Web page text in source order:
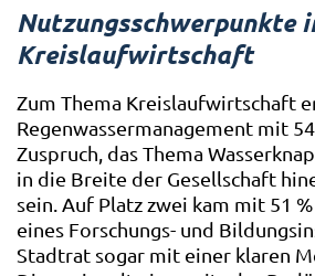
Nutzungsschwerpunkte
Kreislaufwirtschaft
Zum Thema Kreislaufwirtschaft
Regenwassermanagement mit
Zuspruch, das Thema
in die Breite der Gesellschaft
sein. Auf Platz zwei kam mit 51
eines Forschungs- und
Stadtrat sogar mit einer klaren